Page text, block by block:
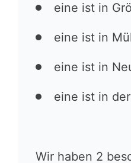
eine ist in
eine ist in
eine ist in
eine ist in
Wir haben 2